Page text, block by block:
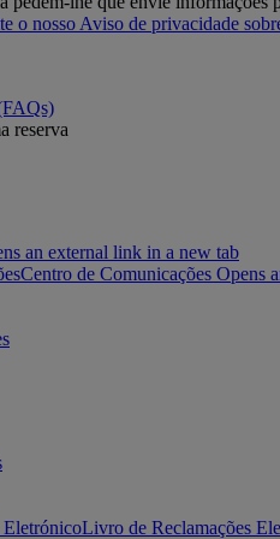
o nosso Aviso de privacidade
reserva
an external link in a new tab
Centro de Comunicações Opens
EletrónicoLivro de Reclamações